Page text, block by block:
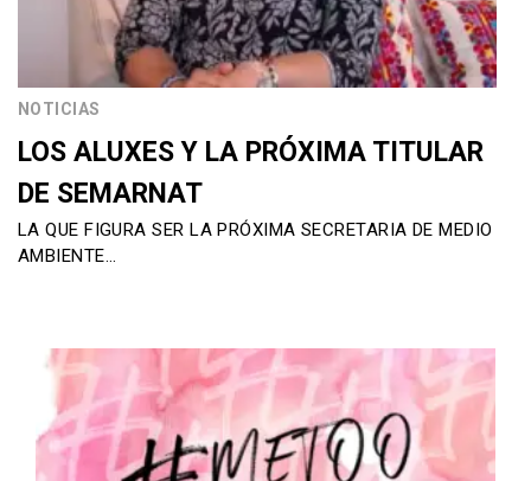
NOTICIAS
LOS ALUXES Y LA PRÓXIMA TITULAR
DE SEMARNAT
LA QUE FIGURA SER LA PRÓXIMA SECRETARIA DE MEDIO
AMBIENTE…